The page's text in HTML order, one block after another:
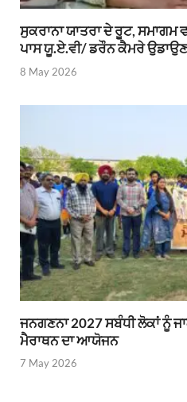
ਸੁਕਰਾਨਾ ਯਾਤਰਾ ਦੇ ਰੂਟ,
ਪਾਸ ਯੂ.ਏ.ਵੀ/ ਡਰੌਨ ਕੈਮਰੇ
8 May 2026
ਜਨਗਣਨਾ 2027 ਸਬੰਧੀ ਲੋਕਾਂ ਨੂੰ
ਮੈਰਾਥਨ ਦਾ ਆਯੋਜਨ
7 May 2026